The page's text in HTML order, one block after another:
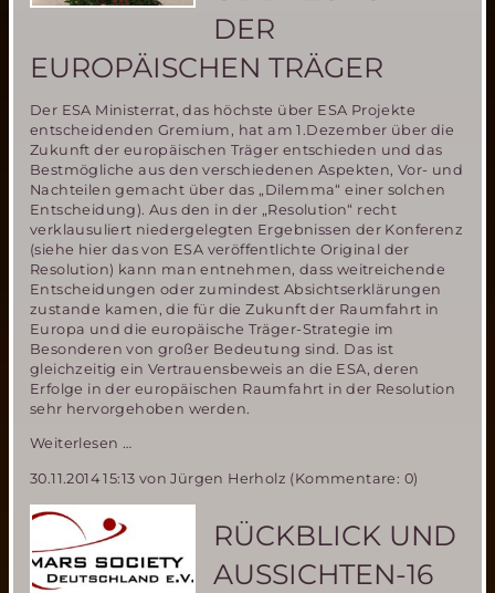
DER
EUROPÄISCHEN TRÄGER
Der ESA Ministerrat, das höchste über ESA Projekte
entscheidenden Gremium, hat am 1.Dezember über die
Zukunft der europäischen Träger entschieden und das
Bestmögliche aus den verschiedenen Aspekten, Vor- und
Nachteilen gemacht über das „Dilemma“ einer solchen
Entscheidung). Aus den in der „Resolution“ recht
verklausuliert niedergelegten Ergebnissen der Konferenz
(siehe hier das von ESA veröffentlichte Original der
Resolution) kann man entnehmen, dass weitreichende
Entscheidungen oder zumindest Absichtserklärungen
zustande kamen, die für die Zukunft der Raumfahrt in
Europa und die europäische Träger-Strategie im
Besonderen von großer Bedeutung sind. Das ist
gleichzeitig ein Vertrauensbeweis an die ESA, deren
Erfolge in der europäischen Raumfahrt in der Resolution
sehr hervorgehoben werden.
Weiterlesen …
entscheidet
über
europäischen
Träger
30.11.2014 15:13 von Jürgen Herholz (Kommentare: 0)
RÜCKBLICK UND
AUSSICHTEN-16